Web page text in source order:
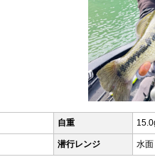
自重
潜行レンジ 水